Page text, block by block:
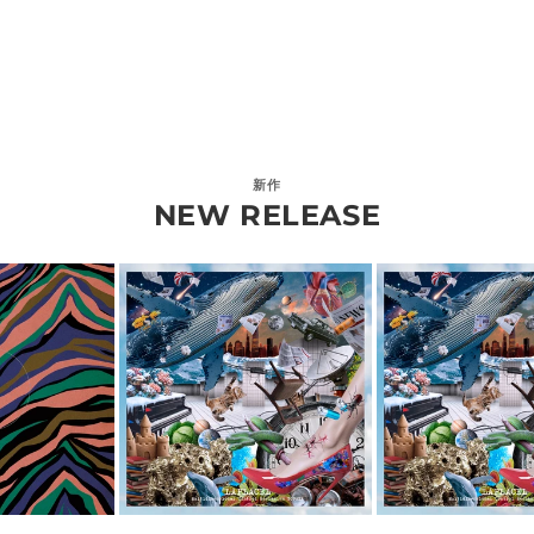
新作
NEW RELEASE